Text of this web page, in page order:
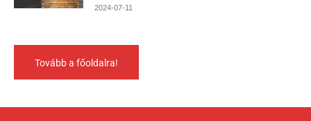
2024-07-11
Tovább a főoldalra!